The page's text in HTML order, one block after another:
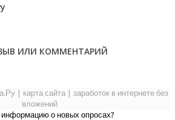
ИЛИ КОММЕНТАРИЙ
| карта сайта| заработок в интернете без
вложений
о новых опросах?